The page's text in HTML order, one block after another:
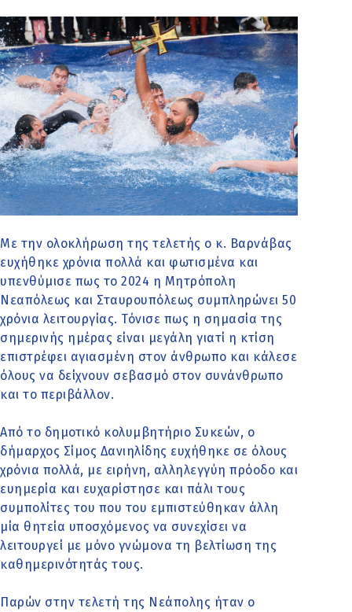
Με την ολοκλήρωση της τελετής ο κ. Βαρνάβας
ευχήθηκε χρόνια πολλά και φωτισμένα και
υπενθύμισε πως το 2024 η Μητρόπολη
Νεαπόλεως και Σταυρουπόλεως συμπληρώνει 50
χρόνια λειτουργίας. Τόνισε πως η σημασία της
σημερινής ημέρας είναι μεγάλη γιατί η κτίση
επιστρέφει αγιασμένη στον άνθρωπο και κάλεσε
όλους να δείχνουν σεβασμό στον συνάνθρωπο
και το περιβάλλον.
Από το δημοτικό κολυμβητήριο Συκεών, ο
δήμαρχος Σίμος Δανιηλίδης ευχήθηκε σε όλους
χρόνια πολλά, με ειρήνη, αλληλεγγύη πρόοδο και
ευημερία και ευχαρίστησε και πάλι τους
συμπολίτες του που του εμπιστεύθηκαν άλλη
μία θητεία υποσχόμενος να συνεχίσει να
λειτουργεί με μόνο γνώμονα τη βελτίωση της
καθημερινότητάς τους.
Παρών στην τελετή της Νεάπολης ήταν ο